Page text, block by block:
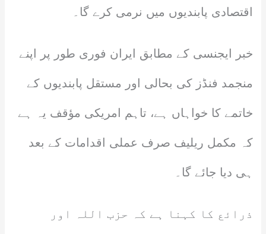
اقتصادی پابندیوں میں نرمی کرے گا۔
خبر ایجنسی کے مطابق ایران فوری طور پر اپنے
منجمد فنڈز کی بحالی اور مستقل پابندیوں کے
خاتمے کا خواہاں ہے، تاہم امریکی مؤقف یہ ہے
کہ مکمل ریلیف صرف عملی اقدامات کے بعد
ہی دیا جائے گا۔
ذرائع کا کہنا ہے کہ حزب اللہ اور